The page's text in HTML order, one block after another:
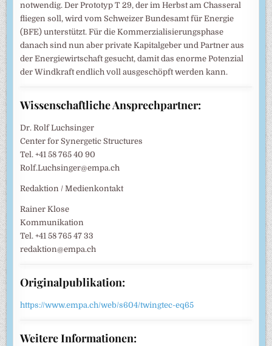
notwendig. Der Prototyp T 29, der im Herbst am Chasseral
fliegen soll, wird vom Schweizer Bundesamt für Energie
(BFE) unterstützt. Für die Kommerzialisierungsphase
danach sind nun aber private Kapitalgeber und Partner aus
der Energiewirtschaft gesucht, damit das enorme Potenzial
der Windkraft endlich voll ausgeschöpft werden kann.
Wissenschaftliche Ansprechpartner:
Dr. Rolf Luchsinger
Center for Synergetic Structures
Tel. +41 58 765 40 90
Rolf.Luchsinger@empa.ch
Redaktion / Medienkontakt
Rainer Klose
Kommunikation
Tel. +41 58 765 47 33
redaktion@empa.ch
Originalpublikation:
https://www.empa.ch/web/s604/twingtec-eq65
Weitere Informationen: